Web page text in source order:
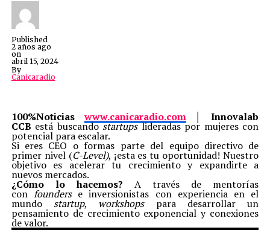
Published
2 años ago
on
abril 15, 2024
By
Canicaradio
100%Noticiaswww.canicaradio.com│Innovalab
CCB está buscandostartupslideradas por mujeres con
potencial para escalar.
Si eres CEO o formas parte del equipo directivo de
primer nivel (C-Level), ¡esta es tu oportunidad! Nuestro
objetivo es acelerar tu crecimiento y expandirte a
nuevos mercados.
¿Cómo lo hacemos? A través de mentorías
con founderse inversionistas con experiencia en el
mundostartup, workshopspara desarrollar un
pensamiento de crecimiento exponencial y conexiones
de valor.